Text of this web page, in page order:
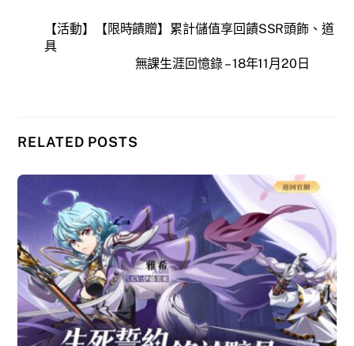
【活動】【限時饋贈】累計儲值享回饋SSR頭飾、道
具
無課生涯回憶錄 – 18年11月20日
RELATED POSTS